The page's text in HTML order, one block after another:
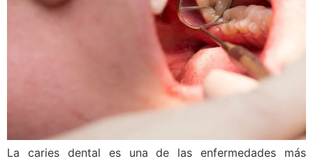
La caries dental es una de las enfermedades más